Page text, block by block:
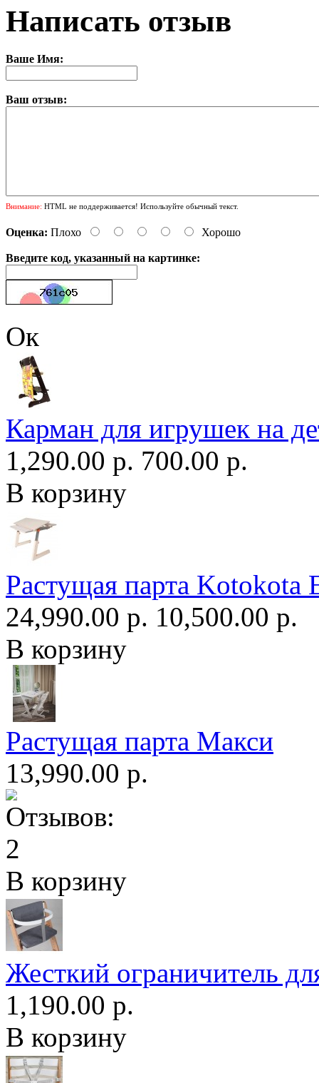
Написать отзыв
Ваше Имя:
Ваш отзыв:
Внимание: HTML не поддерживается! Используйте обычный текст.
Оценка: Плохо Хорошо
Введите код, указанный на картинке:
Ок
Карман для игрушек на
1,290.00 р. 700.00 р.
В корзину
Растущая парта Kotokota
24,990.00 р. 10,500.00 р.
В корзину
Растущая парта Макси
13,990.00 р.
В корзину
Жесткий ограничитель
1,190.00 р.
В корзину